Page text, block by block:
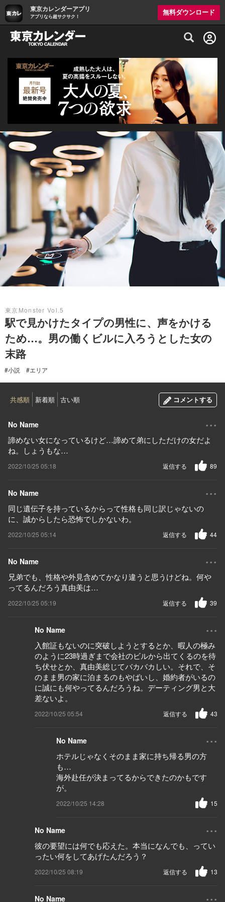
東京カレンダーアプリ
アプリなら超サクサク！
無料ダウンロード
グルメ情報・プレミアムレストラン予約
東京Monster Vol.5
駅で見かけたタイプの男性に、声をかける
ため…。男の働くビルに入ろうとした女の
末路
#小説 #エリア
共感順 新着順 古い順 コメントする
No Name ...
諦めない女になっているけど…諦めて弟にしただけの女だよ
ね。しょうもな…
2022/10/25 05:18 89
返信する
No Name ...
同じ遺伝子を持っているからって性格も同じ訳じゃないの
に、誠からしたら恐怖でしかないわ。
2022/10/25 05:14 44
返信する
No Name ...
兄弟でも、性格や外見含めてかなり違うと思うけどね。何や
ってるんだろう真由美は…
2022/10/25 05:19 39
返信する
No Name ...
入館証もないのに突破しようとするとか、暇人の極み
のように23時過ぎまで会社のビルから出てくるのを待
ち伏せとか、真由美総じてバカバカしい。それで、そ
のまま男の家に泊まるのもやばいし、婚約者がいるの
に誠にも何やってるんだろうね。デーティング男と大
差ないよ。
2022/10/25 05:54 43
返信する
No Name ...
ホテルじゃなくそのまま家に持ち帰る男の方
も…
海外赴任が決まってるからできたのかもです
が。
2022/10/25 14:28 15
No Name ...
彼の要望には何でも応えた。本当になんでも、ってい
ったい何をしてあげたんだろう？
2022/10/25 08:19 13
返信する
No Name ...